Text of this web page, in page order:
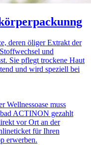
deren öliger Extrakt der
und
Sie pflegt trockene Haut
und wird speziell bei
Wellnessoase muss
ACTINON gezahlt
vor Ort an der
für Ihren
erwerben.